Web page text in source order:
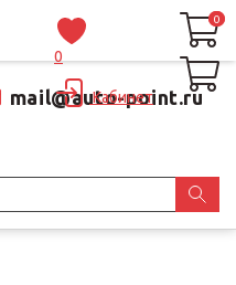
mail@auto-point.ru
0
Кабинет
0
0